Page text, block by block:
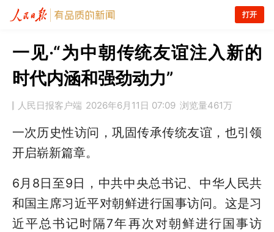
打开
一见·“为中朝传统友谊注入新的
时代内涵和强劲动力”
人民日报客户端 2026年6月11日 07:09 浏览量461万
一次历史性访问，巩固传承传统友谊，也引领
开启崭新篇章。
6月8日至9日，中共中央总书记、中华人民共
和国主席习近平对朝鲜进行国事访问。这是习
近平总书记时隔7年再次对朝鲜进行国事访